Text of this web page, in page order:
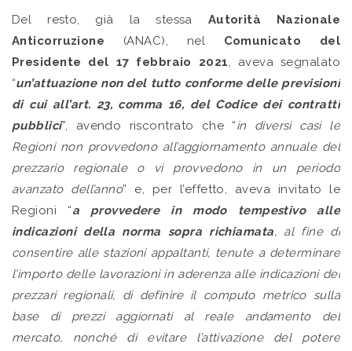
Del resto, già la stessa Autorità Nazionale
Anticorruzione (ANAC), nel Comunicato del
Presidente del 17 febbraio 2021, aveva segnalato
“un’attuazione non del tutto conforme delle previsioni
di cui all’art. 23, comma 16, del Codice dei contratti
pubblici”, avendo riscontrato che “in diversi casi le
Regioni non provvedono all’aggiornamento annuale del
prezzario regionale o vi provvedono in un periodo
avanzato dell’anno” e, per l’effetto, aveva invitato le
Regioni “a provvedere in modo tempestivo alle
indicazioni della norma sopra richiamata, al fine di
consentire alle stazioni appaltanti, tenute a determinare
l’importo delle lavorazioni in aderenza alle indicazioni dei
prezzari regionali, di definire il computo metrico sulla
base di prezzi aggiornati al reale andamento del
mercato, nonché di evitare l’attivazione del potere